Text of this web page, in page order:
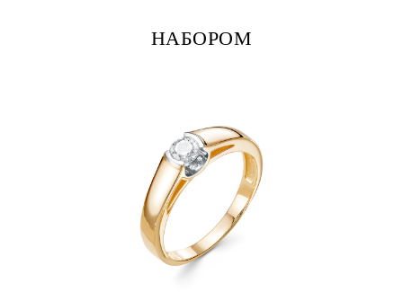
НАБОРОМ